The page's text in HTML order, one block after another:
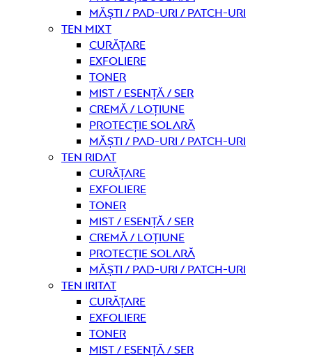
Măști / Pad-uri / Patch-uri
Ten mixt
curățare
Exfoliere
Toner
Mist / Esență / Ser
Cremă / Loțiune
Protecție solară
Măști / Pad-uri / Patch-uri
Ten ridat
curățare
Exfoliere
Toner
Mist / Esență / Ser
Cremă / Loțiune
Protecție solară
Măști / Pad-uri / Patch-uri
Ten iritat
curățare
Exfoliere
Toner
Mist / Esență / Ser